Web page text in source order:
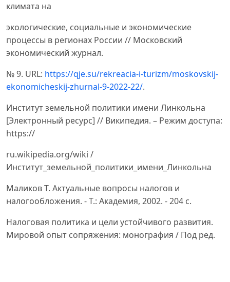
климата на
экологические, социальные и экономические
процессы в регионах России // Московский
экономический журнал.
№ 9. URL: https://qje.su/rekreacia-i-turizm/moskovskij-
ekonomicheskij-zhurnal-9-2022-22/.
Институт земельной политики имени Линкольна
[Электронный ресурс] // Википедия. – Режим доступа:
https://
ru.wikipedia.org/wiki /
Институт_земельной_политики_имени_Линкольна
Маликов Т. Актуальные вопросы налогов и
налогообложения. - Т.: Академия, 2002. - 204 с.
Налоговая политика и цели устойчивого развития.
Мировой опыт сопряжения: монография / Под ред.